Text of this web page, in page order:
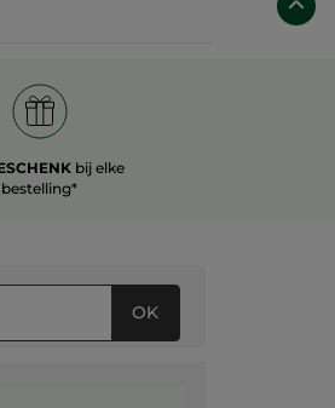
bij elke
bestelling*
OK